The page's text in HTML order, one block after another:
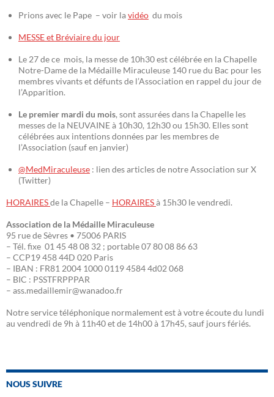
Prions avec le Pape – voir lavidéo du mois
MESSE et Bréviaire du jour
Le 27 de ce mois, la messe de 10h30 est célébrée en la Chapelle
Notre-Dame de la Médaille Miraculeuse 140 rue du Bac pour les
membres vivants et défunts de l’Association en rappel du jour de
l’Apparition.
Le premier mardi du mois, sont assurées dans la Chapelle les
messes de la NEUVAINE à 10h30, 12h30 ou 15h30. Elles sont
célébrées aux intentions données par les membres de
l’Association (sauf en janvier)
@MedMiraculeuse : lien des articles de notre Association sur X
(Twitter)
HORAIRESde la Chapelle – HORAIRESà 15h30 le vendredi.
Association de la Médaille Miraculeuse
95 rue de Sèvres • 75006 PARIS
– Tél. fixe 01 45 48 08 32 ; portable 07 80 08 86 63
– CCP19 458 44D 020 Paris
– IBAN : FR81 2004 1000 0119 4584 4d02 068
– BIC : PSSTFRPPPAR
– ass.medaillemir@wanadoo.fr
Notre service téléphonique normalement est à votre écoute du lundi
au vendredi de 9h à 11h40 et de 14h00 à 17h45, sauf jours fériés.
NOUS SUIVRE